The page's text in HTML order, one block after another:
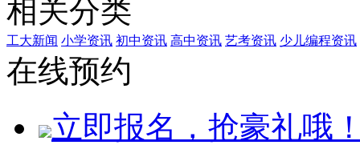
相关分类
工大新闻 小学资讯 初中资讯 高中资讯 艺考资讯 少儿编程资讯
在线预约
立即报名，抢豪礼哦